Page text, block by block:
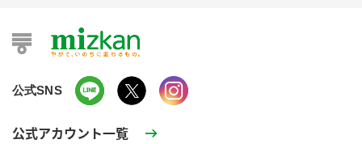
公式SNS
公式アカウント一覧